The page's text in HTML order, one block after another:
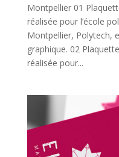
Montpellier 01
réalisée pour l’école
Montpellier, Polytech,
graphique. 02
réalisée pour...